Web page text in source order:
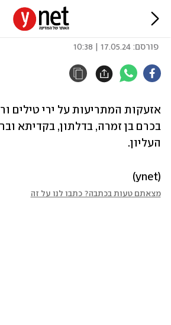
אזעקות בגליל העליון
פורסם: 17.05.24 | 10:38
העליון.
(ynet)
מצאתם טעות בכתבה? כתבו לנו על זה